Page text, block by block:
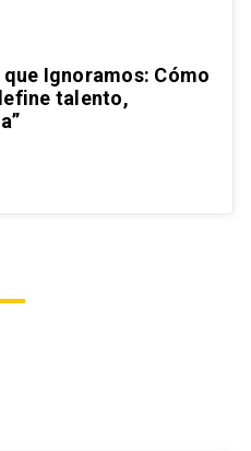
Ignoramos: Cómo
talento,